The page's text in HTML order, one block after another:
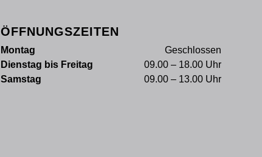
ÖFFNUNGSZEITEN
Montag
Geschlossen
Dienstag bis Freitag
09.00 – 18.00 Uhr
Samstag
09.00 – 13.00 Uhr